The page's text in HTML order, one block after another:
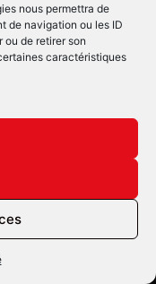
nous permettra de
de navigation ou les ID
ou de retirer son
caractéristiques
!
Flash